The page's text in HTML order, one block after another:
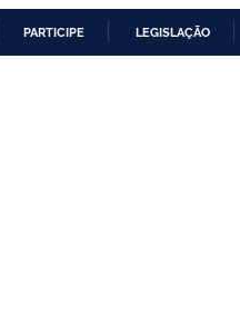
PARTICIPE LEGISLAÇÃO